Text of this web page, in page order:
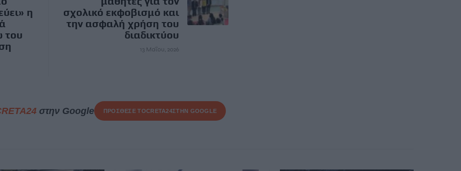
η
του
σχολικό εκφοβισμό και
την ασφαλή χρήση του
διαδικτύου
13 Μαΐου, 2026
στην Google ΠΡΟΣΘΕΣΕ ΤΟCRETA24ΣΤΗΝ GOOGLE